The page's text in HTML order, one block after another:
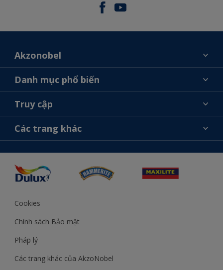
Akzonobel
Giới thiệu về AkzoNobel
Liên hệ chúng tôi
Tìm một cửa hàng
Danh mục phổ biến
Tìm màu sắc
Chọn sản phẩm
Ý tưởng
Truy cập
Khả năng truy cập
Tính Chính Xác về Màu Sắc
Các trang khác
Cookies
Chính sách Bảo mật
Pháp lý
Các trang khác của AkzoNobel